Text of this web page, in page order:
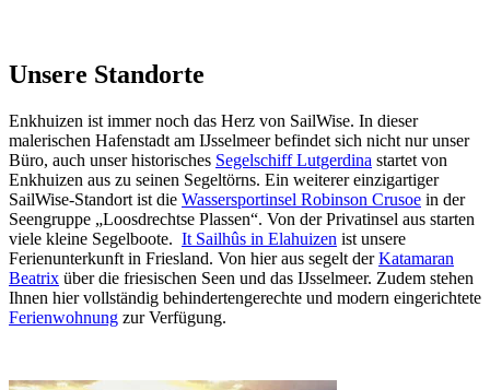
Unsere Standorte
Enkhuizen ist immer noch das Herz von SailWise. In dieser
malerischen Hafenstadt am IJsselmeer befindet sich nicht nur unser
Büro, auch unser historisches Segelschiff Lutgerdina startet von
Enkhuizen aus zu seinen Segeltörns. Ein weiterer einzigartiger
SailWise-Standort ist die Wassersportinsel Robinson Crusoe in der
Seengruppe „Loosdrechtse Plassen“. Von der Privatinsel aus starten
viele kleine Segelboote. It Sailhûs in Elahuizen ist unsere
Ferienunterkunft in Friesland. Von hier aus segelt derKatamaran
Beatrix über die friesischen Seen und das IJsselmeer. Zudem stehen
Ihnen hier vollständig behindertengerechte und modern eingerichtete
Ferienwohnung zur Verfügung.